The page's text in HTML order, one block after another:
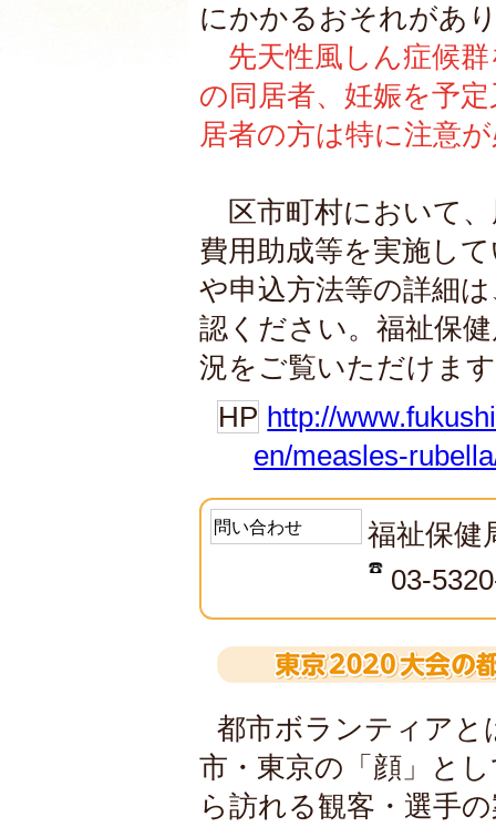
にかかるおそれがあ
先天性風しん症候
の同居者、妊娠を予
居者の方は特に注意
区市町村において、
費用助成等を実施し
や申込方法等の詳細
認ください。福祉保
況をご覧いただけま
HP http://
en/measles-
問い合わせ
福祉保健
03-
都市ボランティアと
市・東京の「顔」と
ら訪れる観客・選手